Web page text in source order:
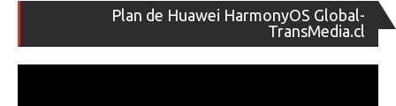
Plan de Huawei HarmonyOS Global-
TransMedia.cl
de